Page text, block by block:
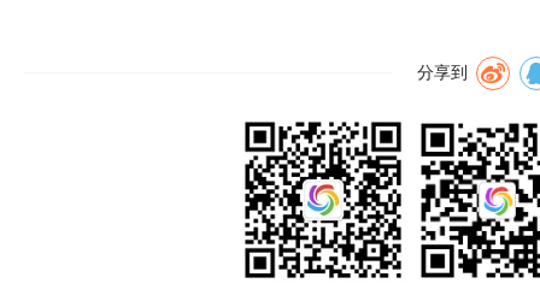
分享到